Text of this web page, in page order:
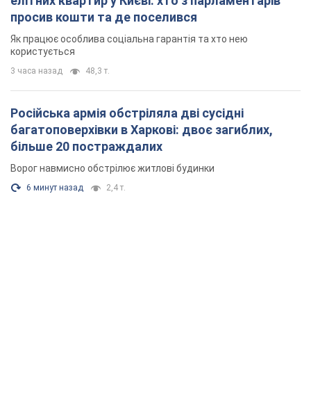
просив кошти та де поселився
Як працює особлива соціальна гарантія та хто нею
користується
3 часа назад 48,3 т.
Російська армія обстріляла дві сусідні
багатоповерхівки в Харкові: двоє загиблих,
більше 20 постраждалих
Ворог навмисно обстрілює житлові будинки
6 минут назад 2,4 т.